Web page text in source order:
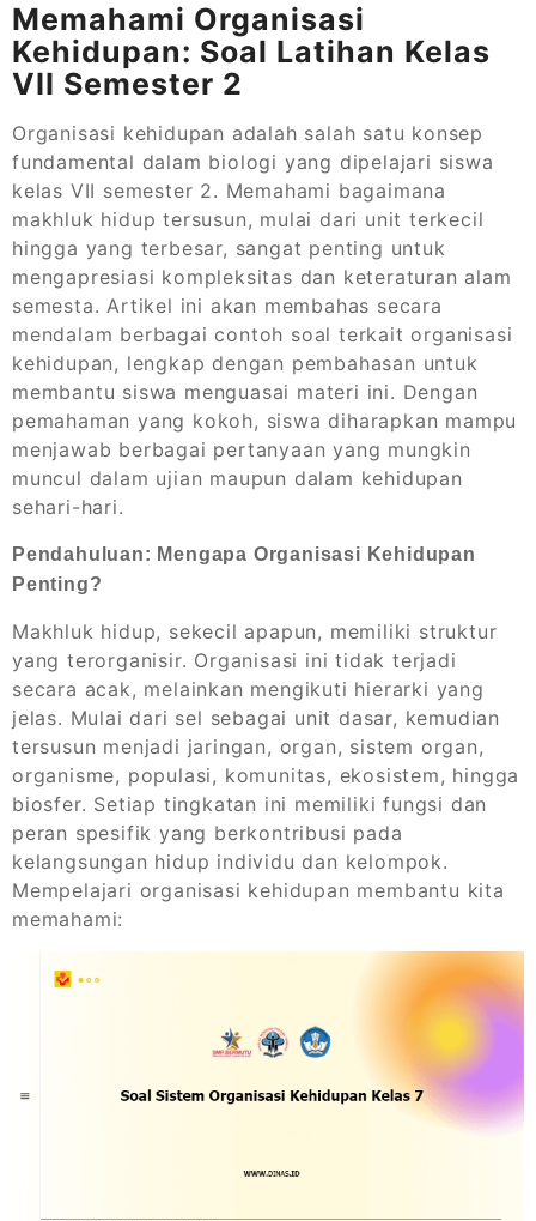
Memahami Organisasi
Kehidupan: Soal Latihan Kelas
VII Semester 2
Organisasi kehidupan adalah salah satu konsep
fundamental dalam biologi yang dipelajari siswa
kelas VII semester 2. Memahami bagaimana
makhluk hidup tersusun, mulai dari unit terkecil
hingga yang terbesar, sangat penting untuk
mengapresiasi kompleksitas dan keteraturan alam
semesta. Artikel ini akan membahas secara
mendalam berbagai contoh soal terkait organisasi
kehidupan, lengkap dengan pembahasan untuk
membantu siswa menguasai materi ini. Dengan
pemahaman yang kokoh, siswa diharapkan mampu
menjawab berbagai pertanyaan yang mungkin
muncul dalam ujian maupun dalam kehidupan
sehari-hari.
Pendahuluan: Mengapa Organisasi Kehidupan
Penting?
Makhluk hidup, sekecil apapun, memiliki struktur
yang terorganisir. Organisasi ini tidak terjadi
secara acak, melainkan mengikuti hierarki yang
jelas. Mulai dari sel sebagai unit dasar, kemudian
tersusun menjadi jaringan, organ, sistem organ,
organisme, populasi, komunitas, ekosistem, hingga
biosfer. Setiap tingkatan ini memiliki fungsi dan
peran spesifik yang berkontribusi pada
kelangsungan hidup individu dan kelompok.
Mempelajari organisasi kehidupan membantu kita
memahami: